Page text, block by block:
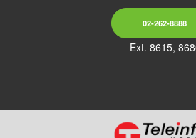
02-262-8888
Ext. 8615,